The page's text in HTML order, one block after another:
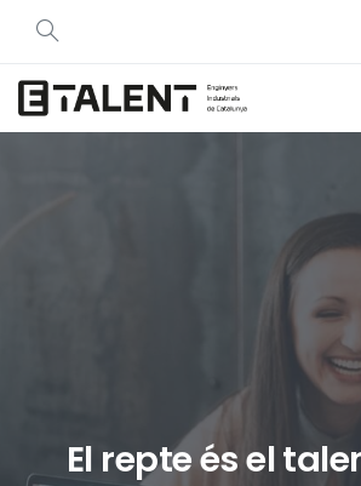
El repteésel